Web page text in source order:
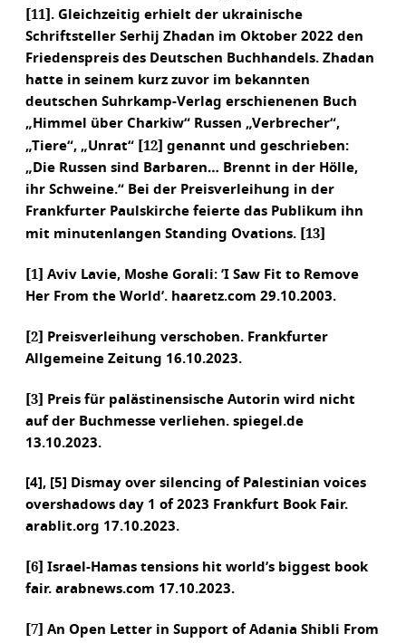
[11]. Gleichzeitig erhielt der ukrainische
Schriftsteller Serhij Zhadan im Oktober 2022 den
Friedenspreis des Deutschen Buchhandels. Zhadan
hatte in seinem kurz zuvor im bekannten
deutschen Suhrkamp-Verlag erschienenen Buch
„Himmel über Charkiw“ Russen „Verbrecher“,
„Tiere“, „Unrat“ [12] genannt und geschrieben:
„Die Russen sind Barbaren… Brennt in der Hölle,
ihr Schweine.“ Bei der Preisverleihung in der
Frankfurter Paulskirche feierte das Publikum ihn
mit minutenlangen Standing Ovations. [13]
[1] Aviv Lavie, Moshe Gorali: ’I Saw Fit to Remove
Her From the World’. haaretz.com 29.10.2003.
[2] Preisverleihung verschoben. Frankfurter
Allgemeine Zeitung 16.10.2023.
[3] Preis für palästinensische Autorin wird nicht
auf der Buchmesse verliehen. spiegel.de
13.10.2023.
[4], [5] Dismay over silencing of Palestinian voices
overshadows day 1 of 2023 Frankfurt Book Fair.
arablit.org 17.10.2023.
[6] Israel-Hamas tensions hit world’s biggest book
fair. arabnews.com 17.10.2023.
[7] An Open Letter in Support of Adania Shibli From